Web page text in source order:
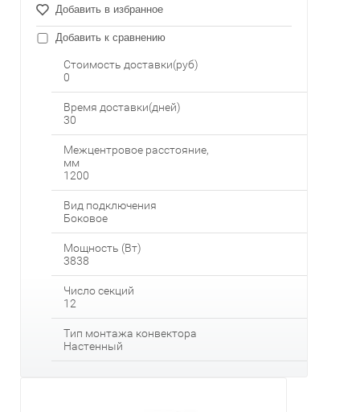
Добавить в избранное
Добавить к сравнению
Стоимость доставки(руб)
0
Время доставки(дней)
30
Межцентровое расстояние,
мм
1200
Вид подключения
Боковое
Мощность (Вт)
3838
Число секций
12
Тип монтажа конвектора
Настенный